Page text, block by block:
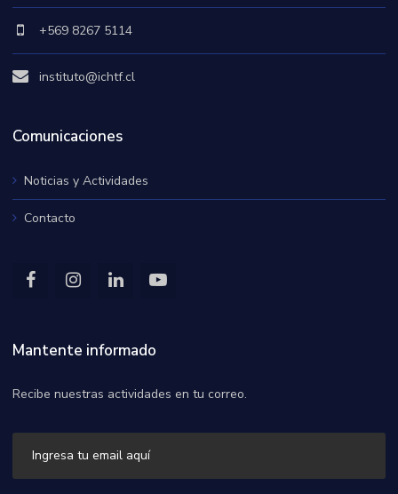
+569 8267 5114
instituto@ichtf.cl
Comunicaciones
Noticias y Actividades
Contacto
Mantente informado
Recibe nuestras actividades en tu correo.